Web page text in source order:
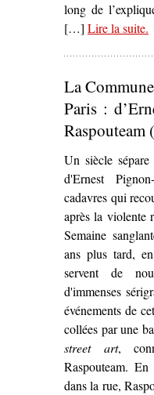
long de
[…] Lire la suite.
La
Paris :
Raspouteam
Un siècle
d'Ernest
cadavres qui
après la violente
Semaine
ans plus tard,
servent de
d'immenses
événements de
collées par une
street art,
Raspouteam.
dans la rue,